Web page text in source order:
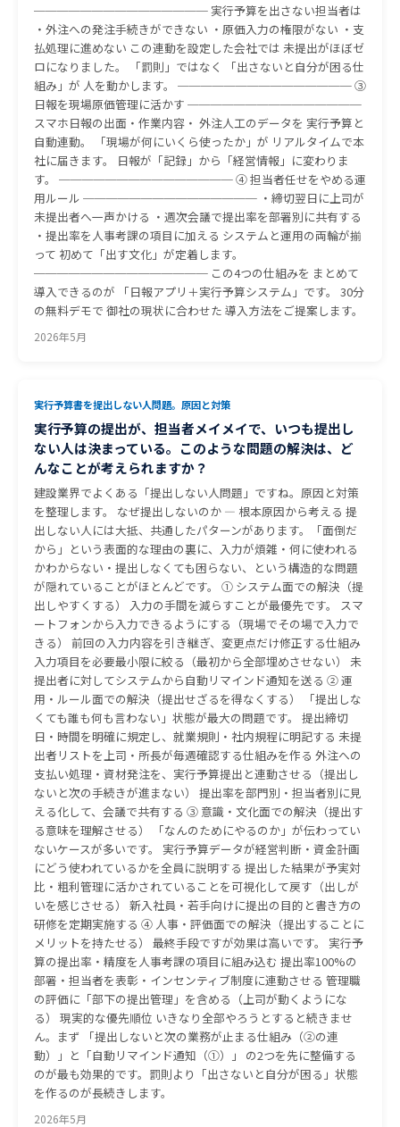
─────────────── 実行予算を出さない担当者は
・外注への発注手続きができない ・原価入力の権限がない ・支
払処理に進めない この連動を設定した会社では 未提出がほぼゼ
ロになりました。 「罰則」ではなく 「出さないと自分が困る仕
組み」が 人を動かします。 ─────────────── ③
日報を現場原価管理に活かす ───────────────
スマホ日報の出面・作業内容・ 外注人工のデータを 実行予算と
自動連動。 「現場が何にいくら使ったか」が リアルタイムで本
社に届きます。 日報が「記録」から「経営情報」に変わりま
す。 ─────────────── ④ 担当者任せをやめる運
用ルール ─────────────── ・締切翌日に上司が
未提出者へ一声かける ・週次会議で提出率を部署別に共有する
・提出率を人事考課の項目に加える システムと運用の両輪が揃
って 初めて「出す文化」が定着します。
─────────────── この4つの仕組みを まとめて
導入できるのが 「日報アプリ＋実行予算システム」です。 30分
の無料デモで 御社の現状に合わせた 導入方法をご提案します。
2026年5月
実行予算書を提出しない人問題。原因と対策
実行予算の提出が、担当者メイメイで、いつも提出し
ない人は決まっている。このような問題の解決は、ど
んなことが考えられますか？
建設業界でよくある「提出しない人問題」ですね。原因と対策
を整理します。 なぜ提出しないのか — 根本原因から考える 提
出しない人には大抵、共通したパターンがあります。「面倒だ
から」という表面的な理由の裏に、入力が煩雑・何に使われる
かわからない・提出しなくても困らない、という構造的な問題
が隠れていることがほとんどです。 ① システム面での解決（提
出しやすくする） 入力の手間を減らすことが最優先です。 スマ
ートフォンから入力できるようにする（現場でその場で入力で
きる） 前回の入力内容を引き継ぎ、変更点だけ修正する仕組み
入力項目を必要最小限に絞る（最初から全部埋めさせない） 未
提出者に対してシステムから自動リマインド通知を送る ② 運
用・ルール面での解決（提出せざるを得なくする） 「提出しな
くても誰も何も言わない」状態が最大の問題です。 提出締切
日・時間を明確に規定し、就業規則・社内規程に明記する 未提
出者リストを上司・所長が毎週確認する仕組みを作る 外注への
支払い処理・資材発注を、実行予算提出と連動させる（提出し
ないと次の手続きが進まない） 提出率を部門別・担当者別に見
える化して、会議で共有する ③ 意識・文化面での解決（提出す
る意味を理解させる） 「なんのためにやるのか」が伝わってい
ないケースが多いです。 実行予算データが経営判断・資金計画
にどう使われているかを全員に説明する 提出した結果が予実対
比・粗利管理に活かされていることを可視化して戻す（出しが
いを感じさせる） 新入社員・若手向けに提出の目的と書き方の
研修を定期実施する ④ 人事・評価面での解決（提出することに
メリットを持たせる） 最終手段ですが効果は高いです。 実行予
算の提出率・精度を人事考課の項目に組み込む 提出率100%の
部署・担当者を表彰・インセンティブ制度に連動させる 管理職
の評価に「部下の提出管理」を含める（上司が動くようにな
る） 現実的な優先順位 いきなり全部やろうとすると続きませ
ん。まず 「提出しないと次の業務が止まる仕組み（②の連
動）」と「自動リマインド通知（①）」 の2つを先に整備する
のが最も効果的です。罰則より「出さないと自分が困る」状態
を作るのが長続きします。
2026年5月